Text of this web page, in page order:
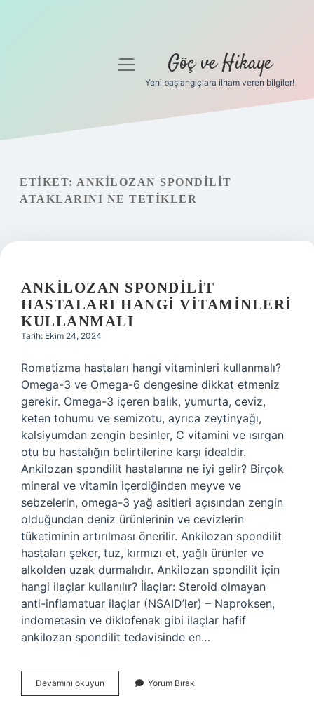
Gizlilik Politikası
Hakkımızda
menüyü
Göç ve Hikaye
Yeni başlangıçlara ilham veren bilgiler!
ETIKET: ANKILOZAN SPONDILIT
ATAKLARINI NE TETIKLER
ANKILOZAN SPONDILIT
HASTALARI HANGI VITAMINLERI
KULLANMALI
Tarih: Ekim 24, 2024
Romatizma hastaları hangi vitaminleri kullanmalı?
Omega-3 ve Omega-6 dengesine dikkat etmeniz
gerekir. Omega-3 içeren balık, yumurta, ceviz,
keten tohumu ve semizotu, ayrıca zeytinyağı,
kalsiyumdan zengin besinler, C vitamini ve ısırgan
otu bu hastalığın belirtilerine karşı idealdir.
Ankilozan spondilit hastalarına ne iyi gelir? Birçok
mineral ve vitamin içerdiğinden meyve ve
sebzelerin, omega-3 yağ asitleri açısından zengin
olduğundan deniz ürünlerinin ve cevizlerin
tüketiminin artırılması önerilir. Ankilozan spondilit
hastaları şeker, tuz, kırmızı et, yağlı ürünler ve
alkolden uzak durmalıdır. Ankilozan spondilit için
hangi ilaçlar kullanılır? İlaçlar: Steroid olmayan
anti-inflamatuar ilaçlar (NSAID’ler) – Naproksen,
indometasin ve diklofenak gibi ilaçlar hafif
ankilozan spondilit tedavisinde en…
Devamını okuyun Ankilozan
Spondilit
Yorum Bırak